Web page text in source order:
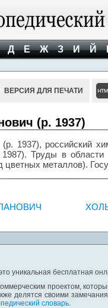
Д Е Ж З И Й
ВЕРСИЯ ДЛЯ ПЕЧАТИ
(р. 1937)
1937), российский
Труды в области
цветных металлов).
уникальная бесплатная
проектом,
делятся своими
словарь.